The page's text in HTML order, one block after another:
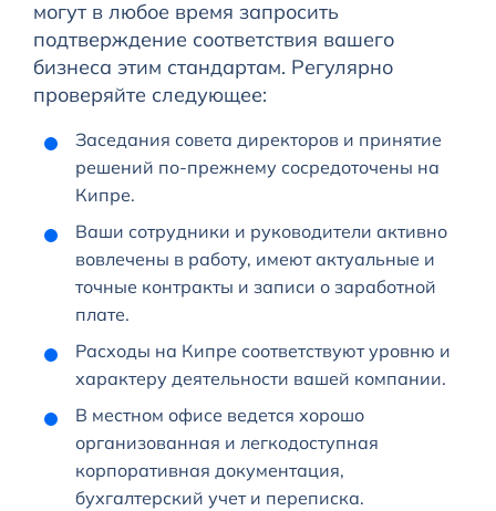
могут в любое время запросить
подтверждение соответствия вашего
бизнеса этим стандартам. Регулярно
проверяйте следующее:
Заседания совета директоров и принятие
решений по-прежнему сосредоточены на
Кипре.
Ваши сотрудники и руководители активно
вовлечены в работу, имеют актуальные и
точные контракты и записи о заработной
плате.
Расходы на Кипре соответствуют уровню и
характеру деятельности вашей компании.
В местном офисе ведется хорошо
организованная и легкодоступная
корпоративная документация,
бухгалтерский учет и переписка.